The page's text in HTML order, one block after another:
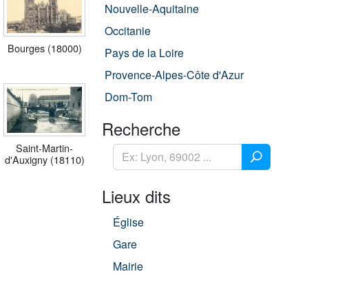
Bourges (18000)
Saint-Martin-
d'Auxigny (18110)
Nouvelle-Aquitaine
Occitanie
Pays de la Loire
Provence-Alpes-Côte d'Azur
Dom-Tom
Recherche
Lieux dits
Église
Gare
Mairie